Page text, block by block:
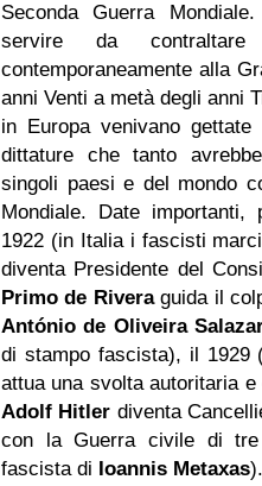
Seconda Guerra
servire da
contemporaneamente alla
anni Venti a metà degli anni
in Europa venivano
dittature che tanto
singoli paesi e del mondo
Mondiale. Date
1922 (in Italia i fascisti
diventa Presidente del
Primo de Riveraguida il
António de Oliveira
di stampo fascista), il 1929
attua una svolta autoritaria
Adolf Hitler diventa
con la Guerra civile di
fascista di Ioannis Metaxas).